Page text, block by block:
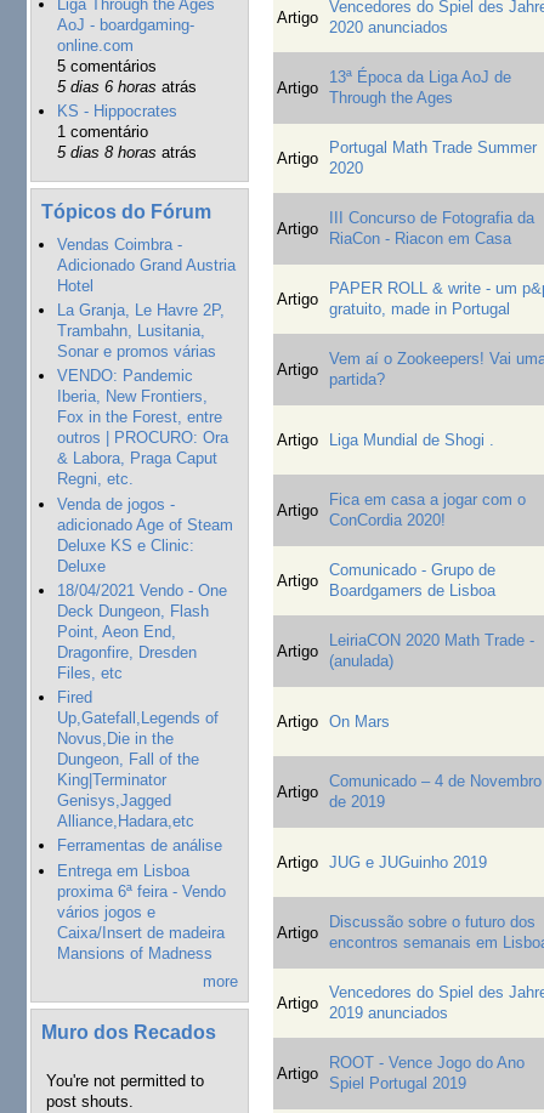
Liga Through the Ages
AoJ - boardgaming-
online.com
5 comentários
5 dias 6 horas atrás
KS - Hippocrates
1 comentário
5 dias 8 horas atrás
Tópicos do Fórum
Vendas Coimbra -
Adicionado Grand Austria
Hotel
La Granja, Le Havre 2P,
Trambahn, Lusitania,
Sonar e promos várias
VENDO: Pandemic
Iberia, New Frontiers,
Fox in the Forest, entre
outros | PROCURO: Ora
& Labora, Praga Caput
Regni, etc.
Venda de jogos -
adicionado Age of Steam
Deluxe KS e Clinic:
Deluxe
18/04/2021 Vendo - One
Deck Dungeon, Flash
Point, Aeon End,
Dragonfire, Dresden
Files, etc
Fired
Up,Gatefall,Legends of
Novus,Die in the
Dungeon, Fall of the
King|Terminator
Genisys,Jagged
Alliance,Hadara,etc
Ferramentas de análise
Entrega em Lisboa
proxima 6ª feira - Vendo
vários jogos e
Caixa/Insert de madeira
Mansions of Madness
more
Muro dos Recados
You're not permitted to
post shouts.
Artigo
Vencedores do Spiel des
2020 anunciados
Artigo
13ª Época da Liga AoJ de
Through the Ages
Artigo
Portugal Math Trade Summer
2020
Artigo
III Concurso de Fotografia da
RiaCon - Riacon em Casa
Artigo
PAPER ROLL & write - um
gratuito, made in Portugal
Artigo
Vem aí o Zookeepers! Vai
partida?
Artigo Liga Mundial de Shogi .
Artigo
Fica em casa a jogar com o
ConCordia 2020!
Artigo
Comunicado - Grupo de
Boardgamers de Lisboa
Artigo
LeiriaCON 2020 Math Trade -
(anulada)
Artigo On Mars
Artigo
Comunicado – 4 de Novembro
de 2019
Artigo JUG e JUGuinho 2019
Artigo
Discussão sobre o futuro dos
encontros semanais em
Artigo
Vencedores do Spiel des
2019 anunciados
Artigo
ROOT - Vence Jogo do Ano
Spiel Portugal 2019